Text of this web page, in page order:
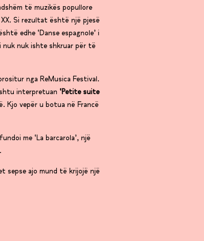
të muzikës popullore
Si rezultat është një pjesë
edhe ‘Danse espagnole’ i
nuk nuk ishte shkruar për të
nga ReMusica Festival.
interpretuan ‘Petite suite
Kjo vepër u botua në Francë
me ‘La barcarola’, një
sepse ajo mund të krijojë një